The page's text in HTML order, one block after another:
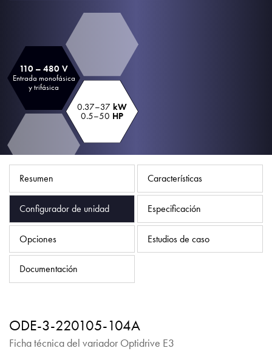
110 – 480 V
Entrada monofásica
y trifásica
0.37–37 kW
0.5–50 HP
Resumen Características
Configurador de unidad Especificación
Opciones Estudios de caso
Documentación
ODE-3-220105-104A
Ficha técnica del variador Optidrive E3